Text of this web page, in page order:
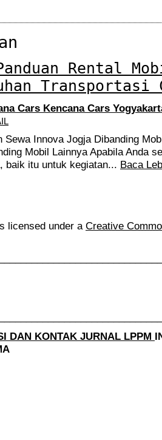
Rental
Transportasi
Cars Kencana Cars
Sewa Innova Jogja Dibanding
Mobil Lainnya Apabila Anda
baik itu untuk kegiatan... Baca
licensed under a Creative
DAN KONTAK JURNAL LPPM